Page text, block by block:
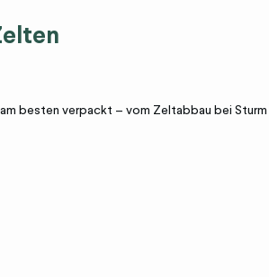
besten verpackt – vom Zeltabbau bei Sturm